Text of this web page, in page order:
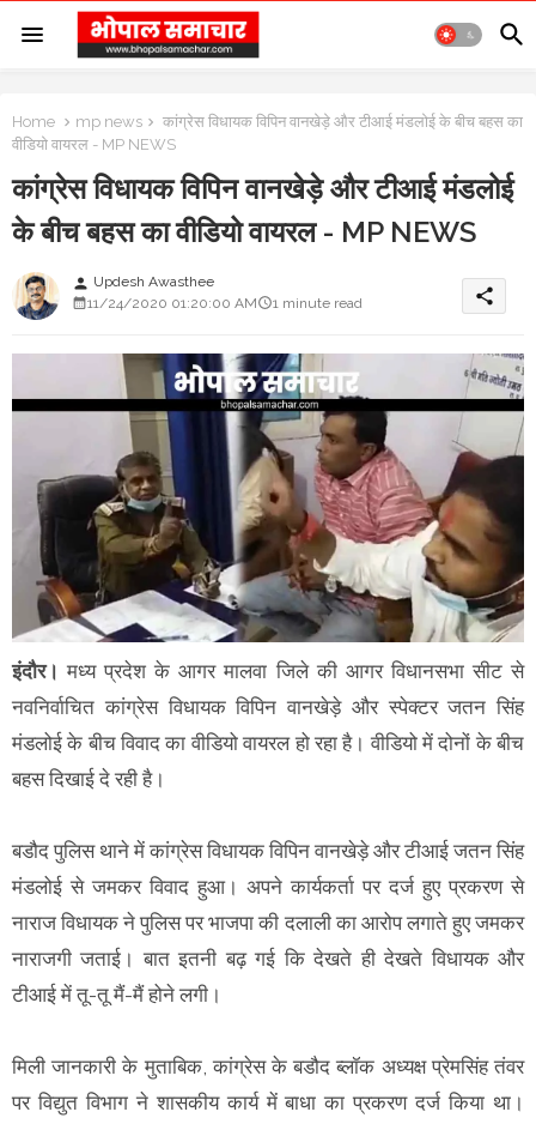
Home mp news
कांग्रेस विधायक विपिन वानखेड़े और टीआई मंडलोई के बीच बहस का
वीडियो वायरल - MP NEWS
कांग्रेस विधायक विपिन वानखेड़े और टीआई मंडलोई
के बीच बहस का वीडियो वायरल - MP NEWS
person Updesh Awasthee
11/24/2020 01:20:00 AM
1 minute read share
इंदौर। मध्य प्रदेश के आगर मालवा जिले की आगर विधानसभा सीट से
नवनिर्वाचित कांग्रेस विधायक विपिन वानखेड़े और स्पेक्टर जतन सिंह
मंडलोई के बीच विवाद का वीडियो वायरल हो रहा है। वीडियो में दोनों के बीच
बहस दिखाई दे रही है।
बडौद पुलिस थाने में कांग्रेस विधायक विपिन वानखेड़े और टीआई जतन सिंह
मंडलोई से जमकर विवाद हुआ। अपने कार्यकर्ता पर दर्ज हुए प्रकरण से
नाराज विधायक ने पुलिस पर भाजपा की दलाली का आरोप लगाते हुए जमकर
नाराजगी जताई। बात इतनी बढ़ गई कि देखते ही देखते विधायक और
टीआई में तू-तू मैं-मैं होने लगी।
मिली जानकारी के मुताबिक, कांग्रेस के बडौद ब्लॉक अध्यक्ष प्रेमसिंह तंवर
पर विद्युत विभाग ने शासकीय कार्य में बाधा का प्रकरण दर्ज किया था।